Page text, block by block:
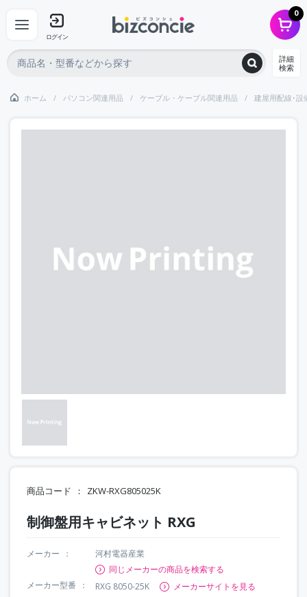
ログイン
0
詳細
検索
ホーム パソコン関連用品 ケーブル・ケーブル関連用品 建屋用配線･設
商品コード ZKW-RXG805025K
制御盤用キャビネット RXG
メーカー
河村電器産業
同じメーカーの商品を検索する
メーカー型番
RXG 8050-25K メーカーサイトを見る